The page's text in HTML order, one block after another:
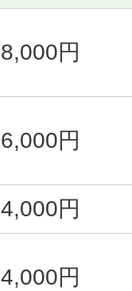
8,000円
6,000円
4,000円
4,000円